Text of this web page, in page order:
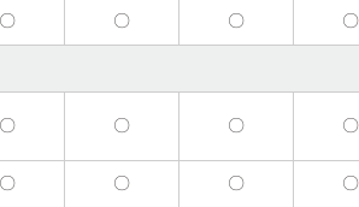
〇 〇 〇 〇
〇 〇 〇 〇
〇 〇 〇 〇